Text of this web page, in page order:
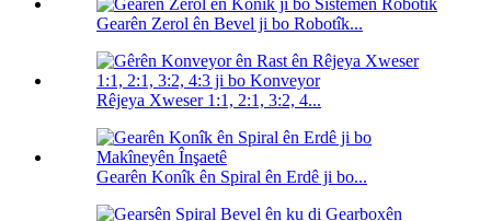
Gearên Zerol ên Bevel ji bo Robotîk...
Rêjeya Xweser 1:1, 2:1, 3:2, 4...
Gearên Konîk ên Spiral ên Erdê ji bo...